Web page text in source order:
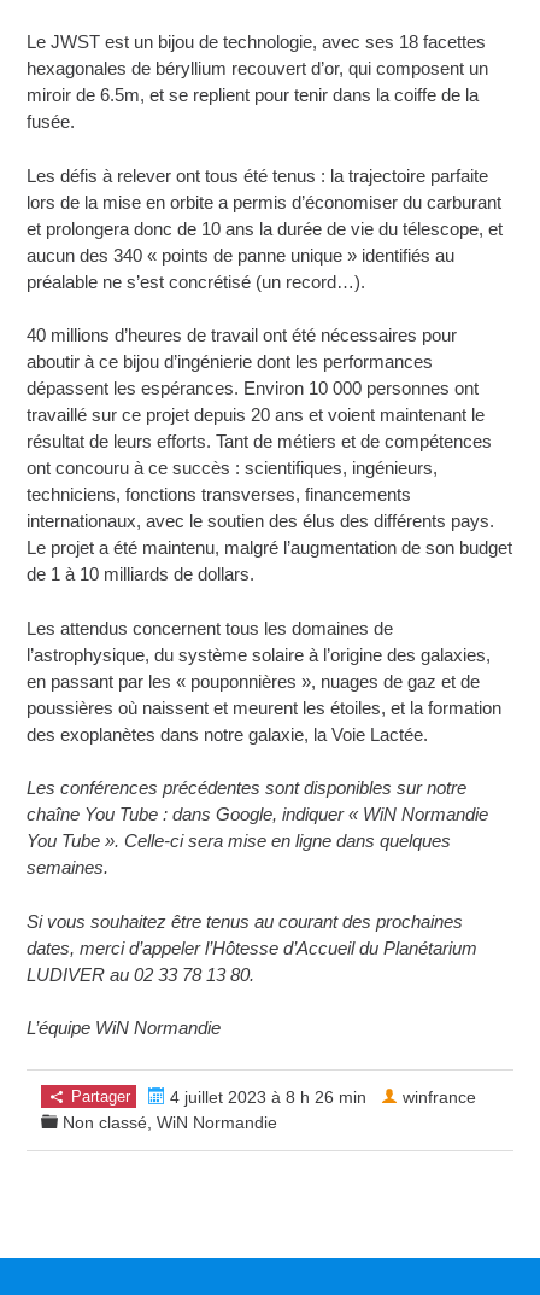
Le JWST est un bijou de technologie, avec ses 18 facettes
hexagonales de béryllium recouvert d’or, qui composent un
miroir de 6.5m, et se replient pour tenir dans la coiffe de la
fusée.
Les défis à relever ont tous été tenus : la trajectoire parfaite
lors de la mise en orbite a permis d’économiser du carburant
et prolongera donc de 10 ans la durée de vie du télescope, et
aucun des 340 « points de panne unique » identifiés au
préalable ne s’est concrétisé (un record…).
40 millions d’heures de travail ont été nécessaires pour
aboutir à ce bijou d’ingénierie dont les performances
dépassent les espérances. Environ 10 000 personnes ont
travaillé sur ce projet depuis 20 ans et voient maintenant le
résultat de leurs efforts. Tant de métiers et de compétences
ont concouru à ce succès : scientifiques, ingénieurs,
techniciens, fonctions transverses, financements
internationaux, avec le soutien des élus des différents pays.
Le projet a été maintenu, malgré l’augmentation de son budget
de 1 à 10 milliards de dollars.
Les attendus concernent tous les domaines de
l’astrophysique, du système solaire à l’origine des galaxies,
en passant par les « pouponnières », nuages de gaz et de
poussières où naissent et meurent les étoiles, et la formation
des exoplanètes dans notre galaxie, la Voie Lactée.
Les conférences précédentes sont disponibles sur notre
chaîne You Tube : dans Google, indiquer « WiN Normandie
You Tube ». Celle-ci sera mise en ligne dans quelques
semaines.
Si vous souhaitez être tenus au courant des prochaines
dates, merci d’appeler l’Hôtesse d’Accueil du Planétarium
LUDIVER au 02 33 78 13 80.
L’équipe WiN Normandie
Partager
4 juillet 2023 à 8 h 26 min
Non classé ,WiN Normandie
winfrance